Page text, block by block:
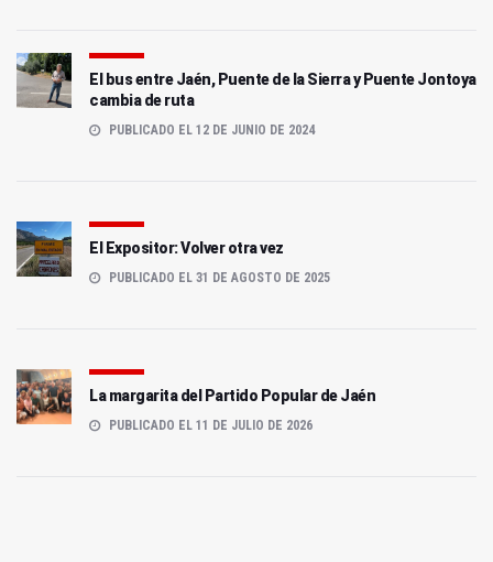
El bus entre Jaén, Puente de la Sierra y Puente Jontoya
cambia de ruta
PUBLICADO EL 12 DE JUNIO DE 2024
El Expositor: Volver otra vez
PUBLICADO EL 31 DE AGOSTO DE 2025
La margarita del Partido Popular de Jaén
PUBLICADO EL 11 DE JULIO DE 2026